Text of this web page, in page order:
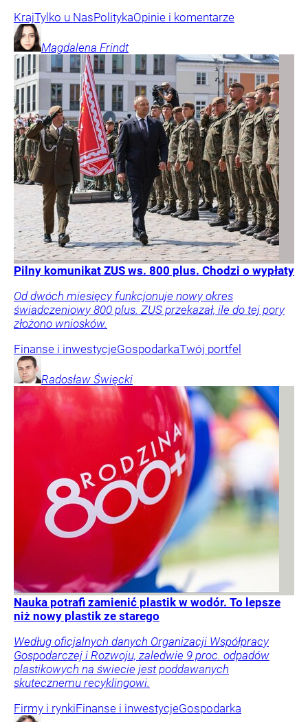
KrajTylko u NasPolitykaOpinie i komentarze
Magdalena Frindt
Pilny komunikat ZUS ws. 800 plus. Chodzi o wypłaty
Od dwóch miesięcy funkcjonuje nowy okres
świadczeniowy 800 plus. ZUS przekazał, ile do tej pory
złożono wniosków.
Finanse i inwestycjeGospodarkaTwój portfel
Radosław Święcki
Nauka potrafi zamienić plastik w wodór. To lepsze
niż nowy plastik ze starego
Według oficjalnych danych Organizacji Współpracy
Gospodarczej i Rozwoju, zaledwie 9 proc. odpadów
plastikowych na świecie jest poddawanych
skutecznemu recyklingowi.
Firmy i rynkiFinanse i inwestycjeGospodarka